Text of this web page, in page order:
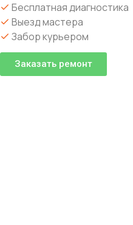
Бесплатная диагностика
Выезд мастера
Забор курьером
Заказать ремонт